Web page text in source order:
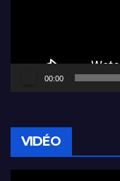
00:00
VIDÉO